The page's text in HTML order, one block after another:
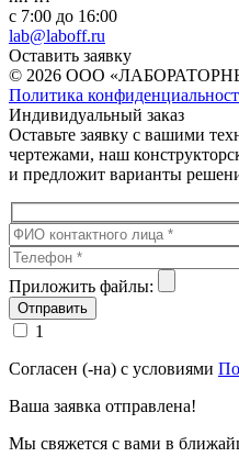
с 7:00 до 16:00
lab@laboff.ru
Оставить заявку
© 2026 ООО
Политика
Индивидуальный заказ
Оставьте заявку с вашими
чертежами, наш
и предложит варианты
Приложить файлы:
1
Согласен (-на) с условиями
Ваша заявка отправлена!
Мы свяжется с вами в